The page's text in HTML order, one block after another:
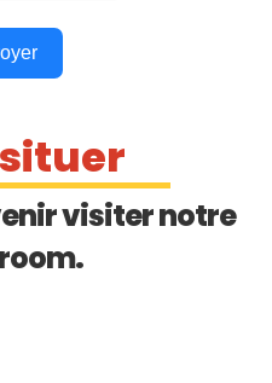
visiter notre